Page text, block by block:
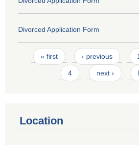
Divorced Application Form
Pages
« first ‹ previous 1
4 next ›
Location